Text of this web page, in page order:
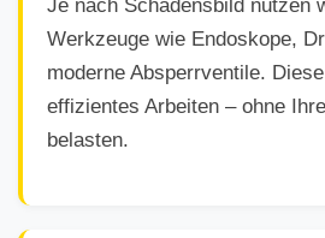
Je nach Schadensbild nutzen
Werkzeuge wie Endoskope,
moderne Absperrventile.
effizientes Arbeiten – ohne
belasten.